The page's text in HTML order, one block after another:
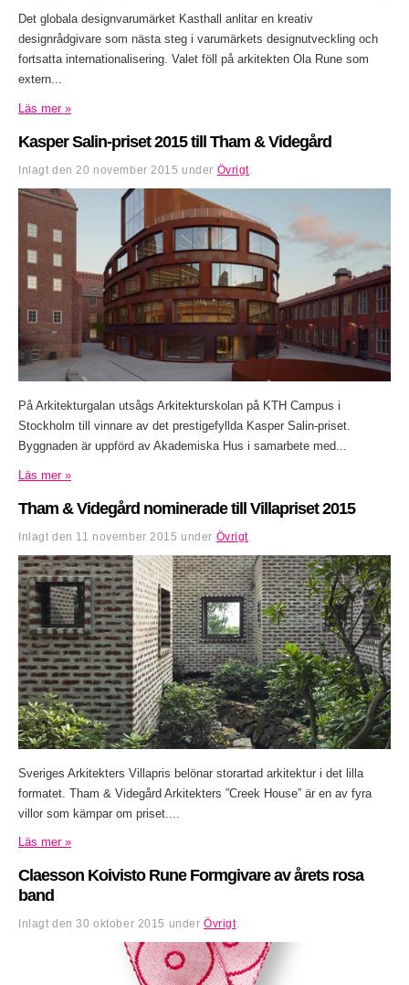
Det globala designvarumärket Kasthall anlitar en kreativ
designrådgivare som nästa steg i varumärkets designutveckling och
fortsatta internationalisering. Valet föll på arkitekten Ola Rune som
extern...
Läs mer »
Kasper Salin-priset 2015 till Tham & Videgård
Inlagt den 20 november 2015 under Övrigt
På Arkitekturgalan utsågs Arkitekturskolan på KTH Campus i
Stockholm till vinnare av det prestigefyllda Kasper Salin-priset.
Byggnaden är uppförd av Akademiska Hus i samarbete med...
Läs mer »
Tham & Videgård nominerade till Villapriset 2015
Inlagt den 11 november 2015 under Övrigt
Sveriges Arkitekters Villapris belönar storartad arkitektur i det lilla
formatet. Tham & Videgård Arkitekters ”Creek House” är en av fyra
villor som kämpar om priset....
Läs mer »
Claesson Koivisto Rune Formgivare av årets rosa
band
Inlagt den30 oktober 2015 underÖvrigt.